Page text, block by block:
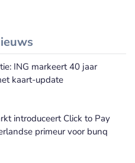
Contactloos betalen nieuws
ING markeert 40 jaar
kaart-update
introduceert Click to Pay
primeur voor bunq